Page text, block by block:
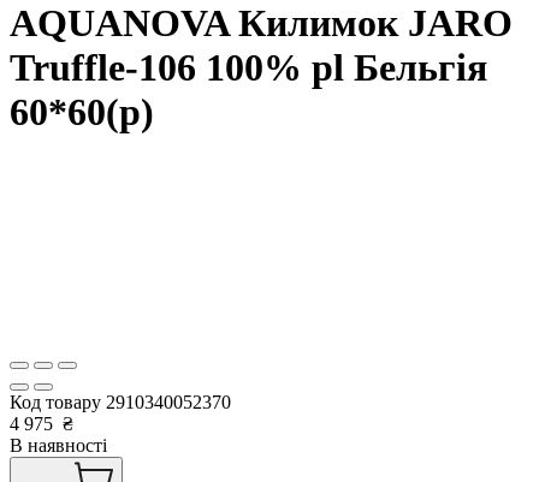
AQUANOVA Килимок JARO
Truffle-106 100% pl Бельгія
60*60(р)
Код товару 2910340052370
4 975 ₴
В наявності